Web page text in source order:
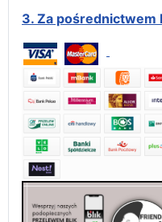
3. Za pośrednictwem